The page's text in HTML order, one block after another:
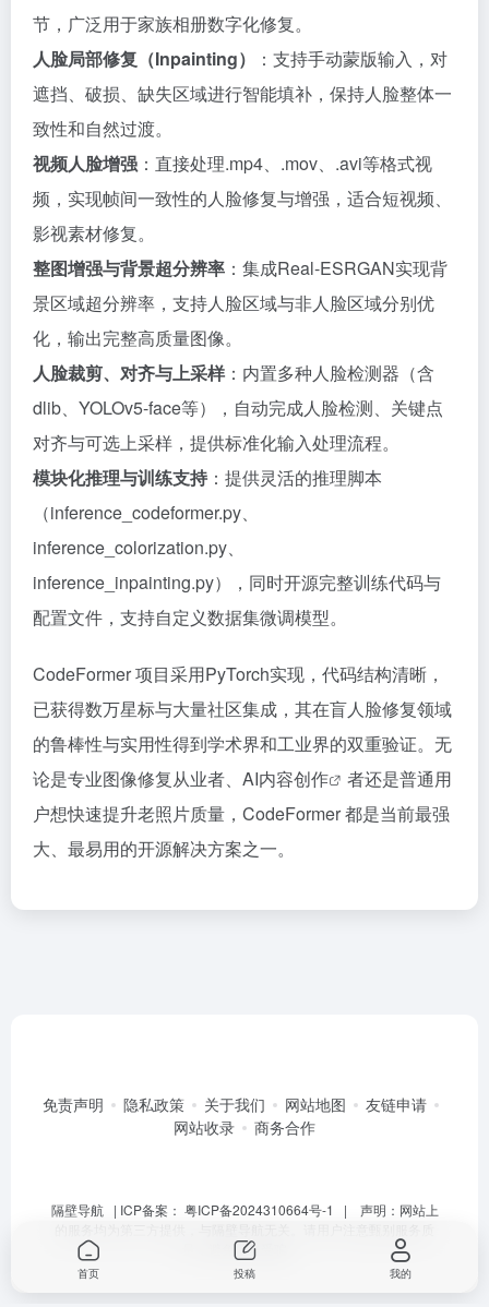
节，广泛用于家族相册数字化修复。
人脸局部修复（Inpainting）
：支持手动蒙版输入，对
遮挡、破损、缺失区域进行智能填补，保持人脸整体一
致性和自然过渡。
视频人脸增强 ：直接处理.mp4、.mov、.avi等格式视
频，实现帧间一致性的人脸修复与增强，适合短视频、
影视素材修复。
整图增强与背景超分辨率 ：集成Real-ESRGAN实现背
景区域超分辨率，支持人脸区域与非人脸区域分别优
化，输出完整高质量图像。
人脸裁剪、对齐与上采样 ：内置多种人脸检测器（含
dlib、YOLOv5-face等），自动完成人脸检测、关键点
对齐与可选上采样，提供标准化输入处理流程。
模块化推理与训练支持 ：提供灵活的推理脚本
（inference_codeformer.py、
inference_colorization.py、
inference_inpainting.py），同时开源完整训练代码与
配置文件，支持自定义数据集微调模型。
CodeFormer 项目采用PyTorch实现，代码结构清晰，
已获得数万星标与大量社区集成，其在盲人脸修复领域
的鲁棒性与实用性得到学术界和工业界的双重验证。无
论是专业图像修复从业者、AI内容创作
者还是普通用
户想快速提升老照片质量，CodeFormer 都是当前最强
大、最易用的开源解决方案之一。
免责声明 隐私政策 关于我们 网站地图
友链申请
网站收录
商务合作
隔壁导航| ICP备案： 粤ICP备2024310664号-1 | 声明：网站上
量，避免上当受骗。
首页 投稿 我的